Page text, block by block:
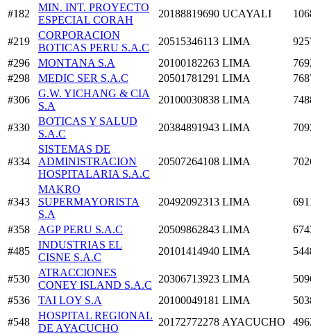
#182
MIN. INT. PROYECTO
ESPECIAL CORAH
20188819690 UCAYALI
#219
CORPORACION
BOTICAS PERU S.A.C
20515346113 LIMA
#296
MONTANA S.A 20100182263 LIMA
#298
MEDIC SER S.A.C 20501781291 LIMA
#306
G.W. YICHANG & CIA
S.A
20100030838 LIMA
#330
BOTICAS Y SALUD
S.A.C
20384891943 LIMA
#334
SISTEMAS DE
ADMINISTRACION
HOSPITALARIA S.A.C
20507264108 LIMA
#343
MAKRO
SUPERMAYORISTA
S.A
20492092313 LIMA
#358 AGP PERU S.A.C 20509862843 LIMA
#485
INDUSTRIAS EL
CISNE S.A.C
20101414940 LIMA
#530
ATRACCIONES
CONEY ISLAND S.A.C
20306713923 LIMA
#536
TAI LOY S.A 20100049181 LIMA
#548
HOSPITAL REGIONAL
DE AYACUCHO
20172772278 AYACUCHO